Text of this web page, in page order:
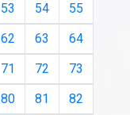
53 54
55
62 63
64
71 72
73
80 81
82